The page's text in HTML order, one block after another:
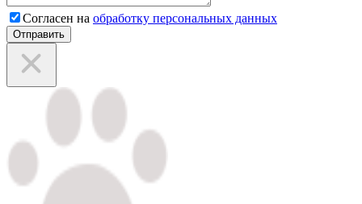
Согласен на обработку персональных данных
Отправить